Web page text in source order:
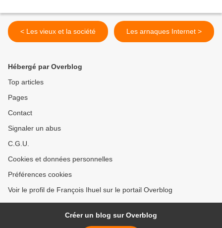
< Les vieux et la société Les arnaques Internet >
Hébergé par Overblog
Top articles
Pages
Contact
Signaler un abus
C.G.U.
Cookies et données personnelles
Préférences cookies
Voir le profil de François Ihuel sur le portail Overblog
Créer un blog sur Overblog